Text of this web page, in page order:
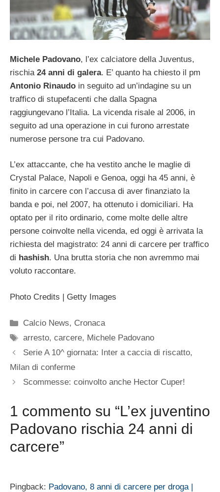
Michele Padovano, l’ex calciatore della Juventus,
rischia 24 anni di galera. E’ quanto ha chiesto il pm
Antonio Rinaudo in seguito ad un’indagine su un
traffico di stupefacenti che dalla Spagna
raggiungevano l’Italia. La vicenda risale al 2006, in
seguito ad una operazione in cui furono arrestate
numerose persone tra cui Padovano.
L’ex attaccante, che ha vestito anche le maglie di
Crystal Palace, Napoli e Genoa, oggi ha 45 anni, è
finito in carcere con l’accusa di aver finanziato la
banda e poi, nel 2007, ha ottenuto i domiciliari. Ha
optato per il rito ordinario, come molte delle altre
persone coinvolte nella vicenda, ed oggi è arrivata la
richiesta del magistrato: 24 anni di carcere per traffico
di hashish. Una brutta storia che non avremmo mai
voluto raccontare.
Photo Credits | Getty Images
Categorie
Calcio News, Cronaca
Tag
arresto,carcere, Michele Padovano
Serie A 10^ giornata: Inter a caccia di riscatto,
Milan di conferme
Scommesse: coinvolto anche Hector Cuper!
1 commento su “L’ex juventino
Padovano rischia 24 anni di
carcere”
Pingback: Padovano, 8 anni di carcere per droga |